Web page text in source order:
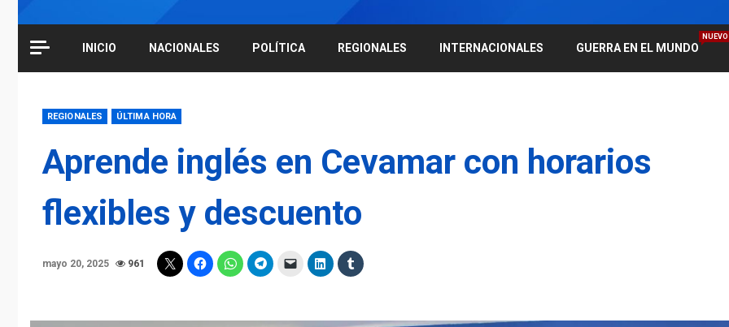
INICIO NACIONALES POLÍTICA REGIONALES INTERNACIONALES GUERRA EN EL MUNDO
NUEVO
REGIONALES ÚLTIMA HORA
Aprende inglés en Cevamar con horarios
flexibles y descuento
mayo 20, 2025 961